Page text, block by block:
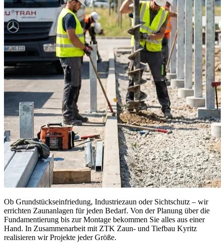
Ob Grundstückseinfriedung, Industriezaun oder Sichtschutz – wir
errichten Zaunanlagen für jeden Bedarf. Von der Planung über die
Fundamentierung bis zur Montage bekommen Sie alles aus einer
Hand. In Zusammenarbeit mit ZTK Zaun- und Tiefbau Kyritz
realisieren wir Projekte jeder Größe.